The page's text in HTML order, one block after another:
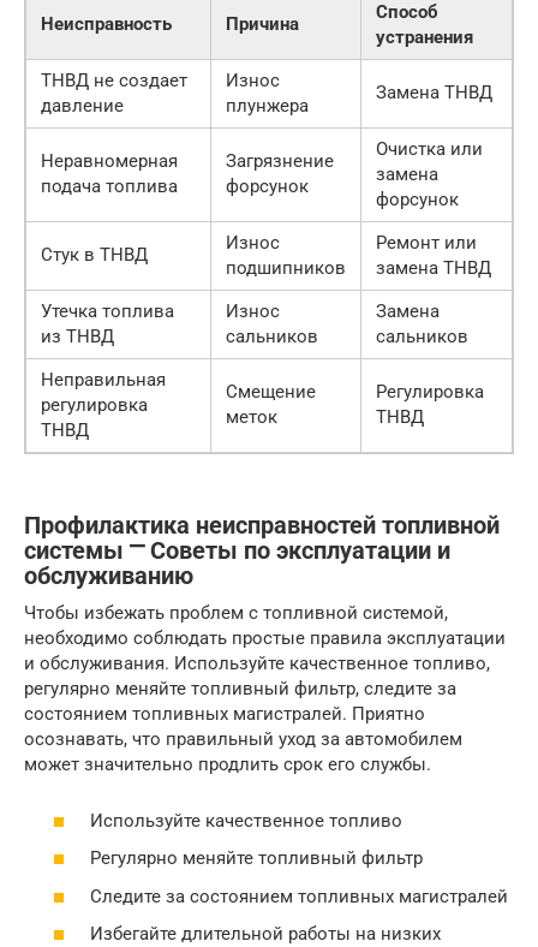
Неисправность Причина
Способ
устранения
ТНВД не создает
давление
Износ
плунжера
Замена ТНВД
Неравномерная
подача топлива
Загрязнение
форсунок
Очистка или
замена
форсунок
Стук в ТНВД
Износ
подшипников
Ремонт или
замена ТНВД
Утечка топлива
из ТНВД
Износ
сальников
Замена
сальников
Неправильная
регулировка
ТНВД
Смещение
меток
Регулировка
ТНВД
Профилактика неисправностей топливной
системы ⎻ Советы по эксплуатации и
обслуживанию
Чтобы избежать проблем с топливной системой,
необходимо соблюдать простые правила эксплуатации
и обслуживания. Используйте качественное топливо,
регулярно меняйте топливный фильтр, следите за
состоянием топливных магистралей. Приятно
осознавать, что правильный уход за автомобилем
может значительно продлить срок его службы.
Используйте качественное топливо
Регулярно меняйте топливный фильтр
Следите за состоянием топливных магистралей
Избегайте длительной работы на низких